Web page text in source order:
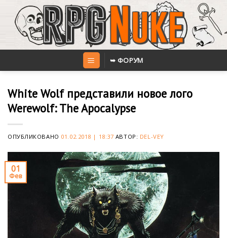
content
➥ ФОРУМ
White Wolf представили новое лого
Werewolf: The Apocalypse
ОПУБЛИКОВАНО 01.02.2018 | 18:37 АВТОР: DEL-VEY
01
Фев